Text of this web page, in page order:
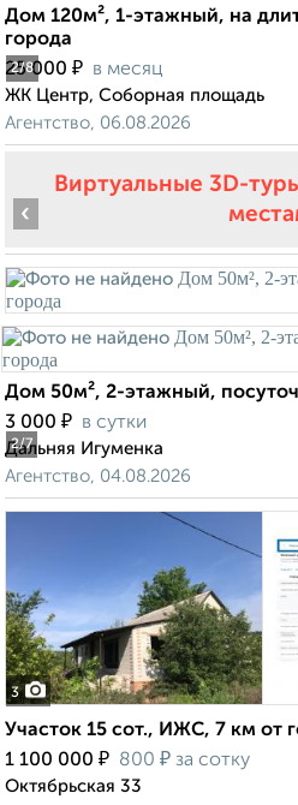
2/8
Дом 120м², 1-этажный, на
города
25 000 ₽ в месяц
ЖК Центр, Соборная площадь
Агентство, 06.08.2026
Виртуальные 3D-
2/7
‹
Дом 50м², 2-этажный,
3 000 ₽ в сутки
Дальняя Игуменка
Агентство, 04.08.2026
3
Участок 15 сот., ИЖС, 7 км от
1 100 000 ₽ 800 ₽ за сотку
Октябрьская 33